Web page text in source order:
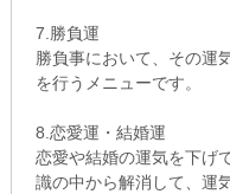
7.勝負運
勝負事において、その運
を行うメニューです。
8.恋愛運・結婚運
恋愛や結婚の運気を下げ
識の中から解消して、運